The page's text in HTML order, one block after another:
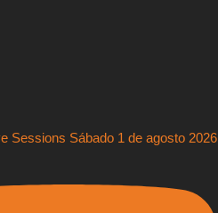
Sessions Sábado 1 de agosto 2026